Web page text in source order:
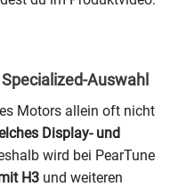
Auswahl
Motors allein oft nicht
Display- und
wird bei PearTune
H3 und weiteren